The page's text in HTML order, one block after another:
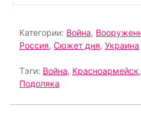
Категории: Война,
Россия, Сюжет дня, Украина
Тэги: Война, Красноармейск,
Подоляка